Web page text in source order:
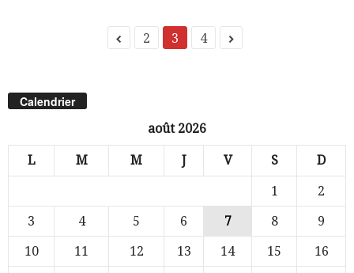
2 3 4
Calendrier
août 2026
L M M J V S D
1
2
3
4 5 6 7 8
9
10
11 12 13 14 15
16